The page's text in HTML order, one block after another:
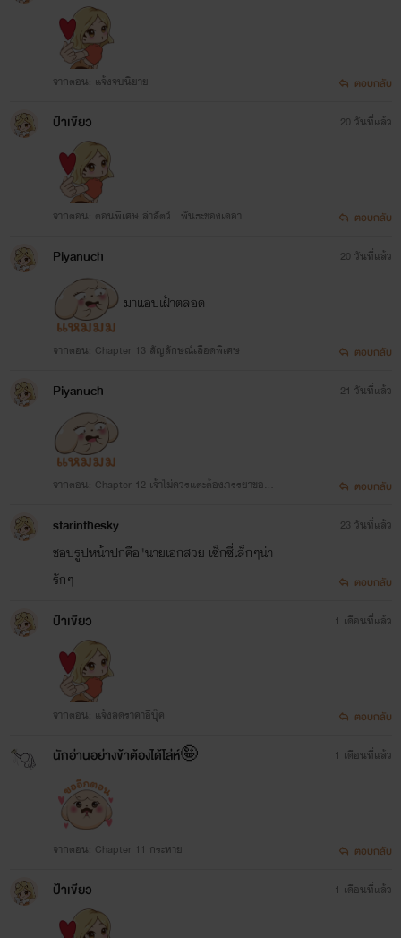
จากตอน: แจ้งจบนิยาย ตอบกลับ
ป้าเขียว
จากตอน: ตอนพิเศษ ล่าสัตว์...พันธะของเดอา
20 วันที่แล้ว
ตอบกลับ
Piyanuch
มาแอบเฝ้าตลอด
จากตอน: Chapter 13 สัญลักษณ์เลือดพิเศษ
20 วันที่แล้ว
ตอบกลับ
Piyanuch
จากตอน: Chapter 12 เจ้าไม่ควรแตะต้องภรรยาของข้
21 วันที่แล้ว
ตอบกลับ
starinthesky
ชอบรูปหน้าปกคือ"นายเอกสวย เซ็กซี่เล็กๆน่า
รักๆ
23 วันที่แล้ว
ตอบกลับ
ป้าเขียว
จากตอน: แจ้งลดราคาอีบุ๊ค
1 เดือนที่แล้ว
ตอบกลับ
นักอ่านอย่างข้าต้องได้โล่ห์🤪
จากตอน: Chapter 11 กระหาย
1 เดือนที่แล้ว
ตอบกลับ
ป้าเขียว 1 เดือนที่แล้ว